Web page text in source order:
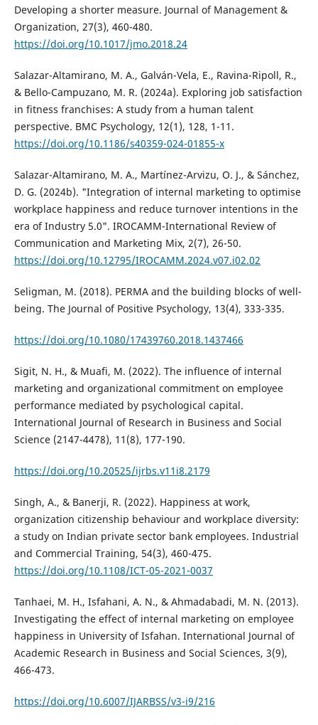
Developing a shorter measure. Journal of Management &
Organization, 27(3), 460-480.
https://doi.org/10.1017/jmo.2018.24
Salazar-Altamirano, M. A., Galván-Vela, E., Ravina-Ripoll, R.,
& Bello-Campuzano, M. R. (2024a). Exploring job satisfaction
in fitness franchises: A study from a human talent
perspective. BMC Psychology, 12(1), 128, 1-11.
https://doi.org/10.1186/s40359-024-01855-x
Salazar-Altamirano, M. A., Martínez-Arvizu, O. J., & Sánchez,
D. G. (2024b). "Integration of internal marketing to optimise
workplace happiness and reduce turnover intentions in the
era of Industry 5.0". IROCAMM-International Review of
Communication and Marketing Mix, 2(7), 26-50.
https://doi.org/10.12795/IROCAMM.2024.v07.i02.02
Seligman, M. (2018). PERMA and the building blocks of well-
being. The Journal of Positive Psychology, 13(4), 333-335.
https://doi.org/10.1080/17439760.2018.1437466
Sigit, N. H., & Muafi, M. (2022). The influence of internal
marketing and organizational commitment on employee
performance mediated by psychological capital.
International Journal of Research in Business and Social
Science (2147-4478), 11(8), 177-190.
https://doi.org/10.20525/ijrbs.v11i8.2179
Singh, A., & Banerji, R. (2022). Happiness at work,
organization citizenship behaviour and workplace diversity:
a study on Indian private sector bank employees. Industrial
and Commercial Training, 54(3), 460-475.
https://doi.org/10.1108/ICT-05-2021-0037
Tanhaei, M. H., Isfahani, A. N., & Ahmadabadi, M. N. (2013).
Investigating the effect of internal marketing on employee
happiness in University of Isfahan. International Journal of
Academic Research in Business and Social Sciences, 3(9),
466-473.
https://doi.org/10.6007/IJARBSS/v3-i9/216